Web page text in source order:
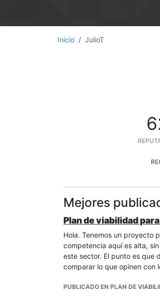
Inicio JulioT
Mejores
Plan de viabilidad
Hola. Tenemos un proyecto
competencia aquí es alta,
este sector. El punto es que
comparar lo que opinen con
PUBLICADO EN PLAN DE